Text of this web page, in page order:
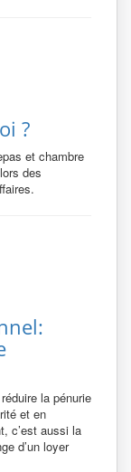
?
et chambre
des
la pénurie
et en
c’est aussi la
d’un loyer